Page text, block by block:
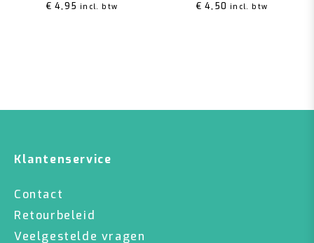
€ 4,95 incl. btw € 4,50 incl. btw
Klantenservice
Contact
Retourbeleid
Veelgestelde vragen